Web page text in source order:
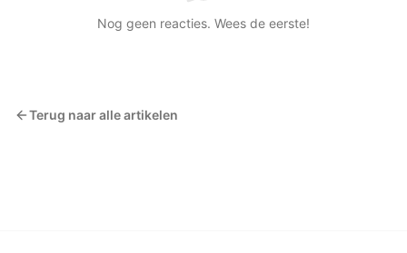
Nog geen reacties. Wees de eerste!
Terug naar alle artikelen